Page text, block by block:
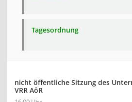
Tagesordnung
nicht öffentliche Sitzung des
VRR AöR